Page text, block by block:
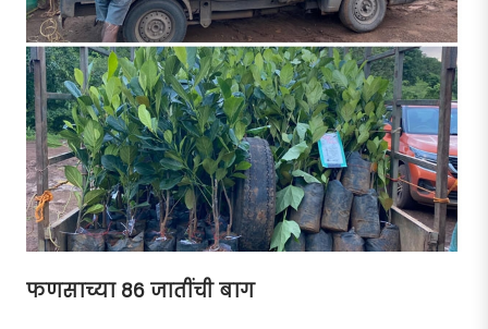
फणसाच्या 86 जातींची बाग